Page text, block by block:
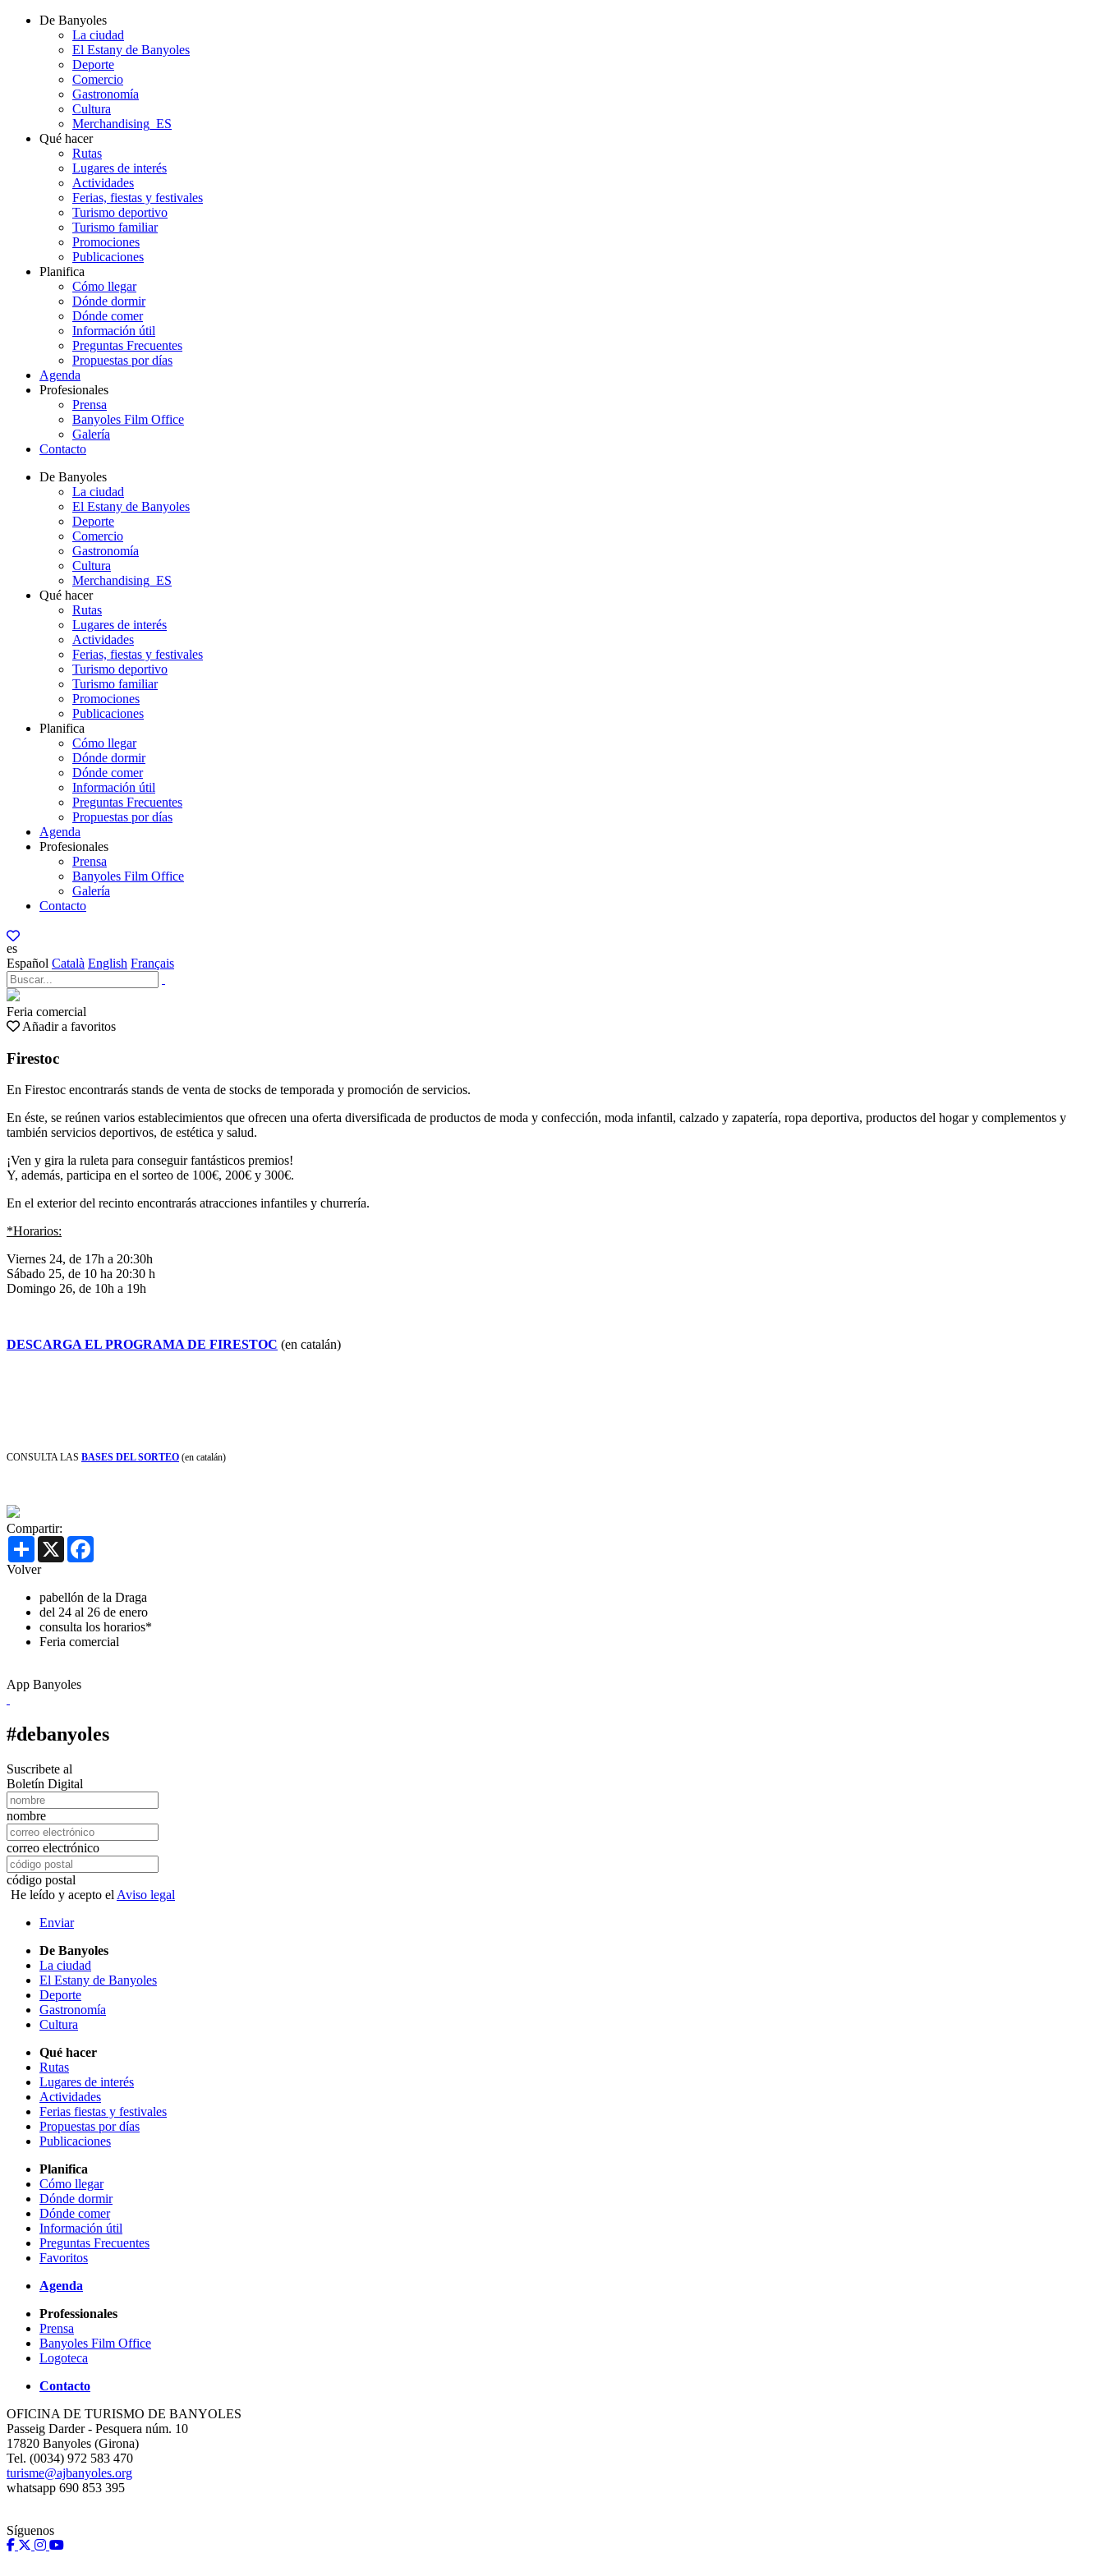
De Banyoles
La ciudad
El Estany de Banyoles
Deporte
Comercio
Gastronomía
Cultura
Merchandising_ES
Qué hacer
Rutas
Lugares de interés
Actividades
Ferias, fiestas y festivales
Turismo deportivo
Turismo familiar
Promociones
Publicaciones
Planifica
Cómo llegar
Dónde dormir
Dónde comer
Información útil
Preguntas Frecuentes
Propuestas por días
Agenda
Profesionales
Prensa
Banyoles Film Office
Galería
Contacto
De Banyoles
La ciudad
El Estany de Banyoles
Deporte
Comercio
Gastronomía
Cultura
Merchandising_ES
Qué hacer
Rutas
Lugares de interés
Actividades
Ferias, fiestas y festivales
Turismo deportivo
Turismo familiar
Promociones
Publicaciones
Planifica
Cómo llegar
Dónde dormir
Dónde comer
Información útil
Preguntas Frecuentes
Propuestas por días
Agenda
Profesionales
Prensa
Banyoles Film Office
Galería
Contacto
es
Español Català English Français
Feria comercial
Añadir a favoritos
Firestoc
En Firestoc encontrarás stands de venta de stocks de temporada y promoción de servicios.
En éste, se reúnen varios establecimientos que ofrecen una oferta diversificada de productos de moda y confección, moda infantil, calzado y zapatería, ropa deportiva, productos del hogar y complementos y
también servicios deportivos, de estética y salud.
¡Ven y gira la ruleta para conseguir fantásticos premios!
Y, además, participa en el sorteo de 100€, 200€ y 300€.
En el exterior del recinto encontrarás atracciones infantiles y churrería.
*Horarios:
Viernes 24, de 17h a 20:30h
Sábado 25, de 10 ha 20:30 h
Domingo 26, de 10h a 19h
DESCARGA EL PROGRAMA DE FIRESTOC (en catalán)
CONSULTA LAS BASES DEL SORTEO (en catalán)
Compartir:
Share X
Volver
pabellón de la Draga
del 24 al 26 de enero
consulta los horarios*
Feria comercial
App Banyoles
#debanyoles
Suscribete al
Boletín Digital
nombre
correo electrónico
código postal
He leído y acepto el Aviso legal
Enviar
De Banyoles
La ciudad
El Estany de Banyoles
Deporte
Gastronomía
Cultura
Qué hacer
Rutas
Lugares de interés
Actividades
Ferias fiestas y festivales
Propuestas por días
Publicaciones
Planifica
Cómo llegar
Dónde dormir
Dónde comer
Información útil
Preguntas Frecuentes
Favoritos
Agenda
Professionales
Prensa
Banyoles Film Office
Logoteca
Contacto
OFICINA DE TURISMO DE BANYOLES
Passeig Darder - Pesquera núm. 10
17820 Banyoles (Girona)
Tel. (0034) 972 583 470
turisme@ajbanyoles.org
whatsapp 690 853 395
Síguenos